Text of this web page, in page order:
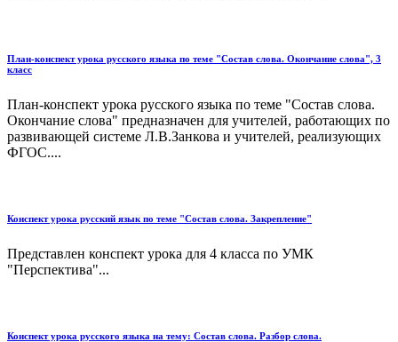
План-конспект урока русского языка по теме "Состав слова. Окончание слова", 3
класс
План-конспект урока русского языка по теме "Состав слова.
Окончание слова" предназначен для учителей, работающих по
развивающей системе Л.В.Занкова и учителей, реализующих
ФГОС....
Конспект урока русский язык по теме "Состав слова. Закрепление"
Представлен конспект урока для 4 класса по УМК
"Перспектива"...
Конспект урока русского языка на тему: Состав слова. Разбор слова.